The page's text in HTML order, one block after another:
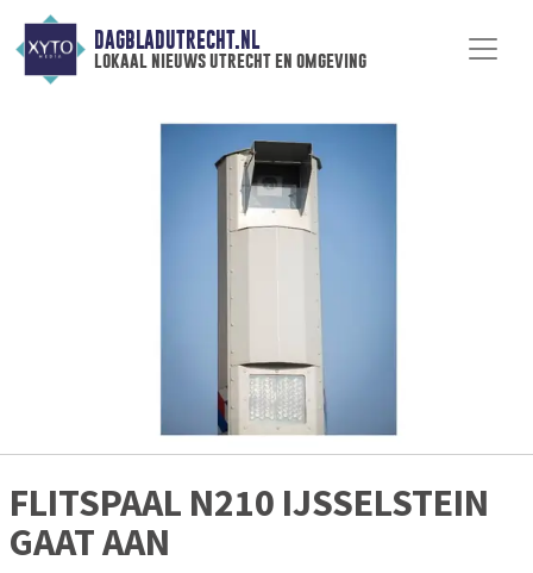
DAGBLADUTRECHT.NL
lokaal nieuws utrecht en omgeving
FLITSPAAL N210 IJSSELSTEIN
GAAT AAN